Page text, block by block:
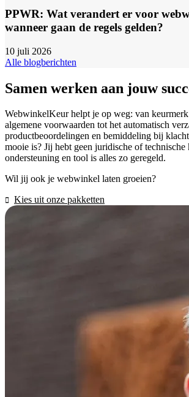
PPWR: Wat verandert er voor
wanneer gaan de regels gelden?
10 juli 2026
Alle blogberichten
Samen werken aan jouw
WebwinkelKeur helpt je op weg: van
algemene voorwaarden tot het automatisch
productbeoordelingen en bemiddeling bij
mooie is? Jij hebt geen juridische of
ondersteuning en tool is alles zo geregeld.
Wil jij ook je webwinkel laten groeien?
Kies uit onze pakketten